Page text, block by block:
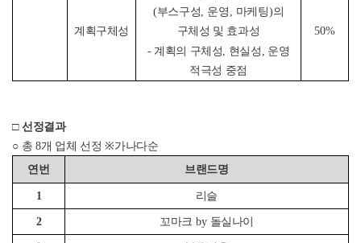
계획구체성
(부스구성, 운영 , 마케팅)의
구체성 및 효과성
- 계획의 구체성, 현실성, 운영
적극성 중점
50%
□ 선정결과
○ 총8개 업체 선정※가나다순
연번
브랜드명
1 리슬
2 꼬마크 by 돌실나이